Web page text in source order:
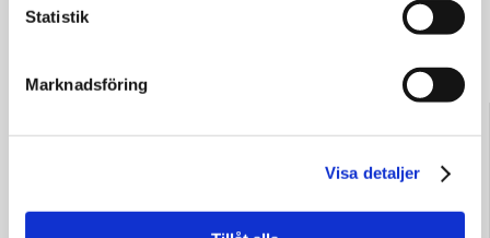
Statistik
Marknadsföring
Visa detaljer
köplagen (1990:931), konsumentköplagen (1990:932),